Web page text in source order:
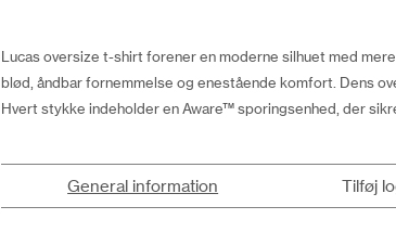
Lucas oversize t-shirt forener en moderne silhuet med
blød, åndbar fornemmelse og enestående komfort. Dens
Hvert stykke indeholder en Aware™ sporingsenhed, der
General information Tilføj